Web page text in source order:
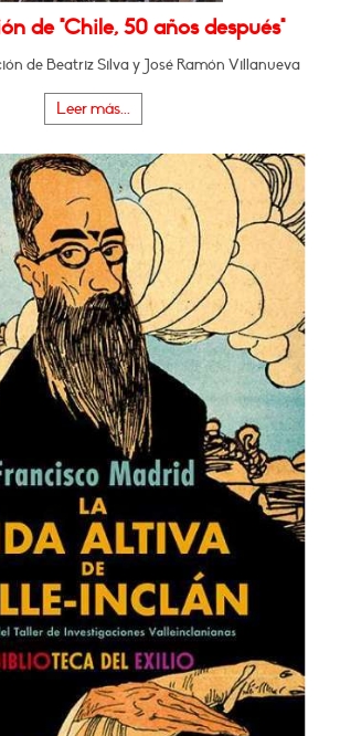
de "Chile, 50 años después"
de Beatriz Silva y José Ramón Villanueva
Leer más...